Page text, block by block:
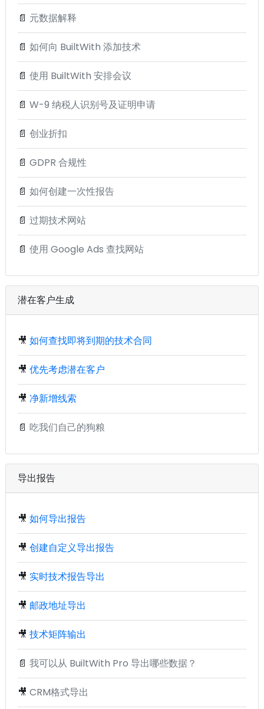
📄 元数据解释
📄 如何向 BuiltWith 添加技术
📄 使用 BuiltWith 安排会议
📄 W-9 纳税人识别号及证明申请
📄 创业折扣
📄 GDPR 合规性
📄 如何创建一次性报告
📄 过期技术网站
📄 使用 Google Ads 查找网站
潜在客户生成
🎥 如何查找即将到期的技术合同
🎥 优先考虑潜在客户
🎥 净新增线索
📄 吃我们自己的狗粮
导出报告
🎥 如何导出报告
🎥 创建自定义导出报告
🎥 实时技术报告导出
🎥 邮政地址导出
🎥 技术矩阵输出
📄 我可以从 BuiltWith Pro 导出哪些数据？
🎥 CRM格式导出